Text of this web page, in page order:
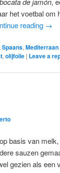
het voetbal om
reading →
Spaans, Mediterraan
, olijfolie | Leave a
basis van
sauzen
gezien als een